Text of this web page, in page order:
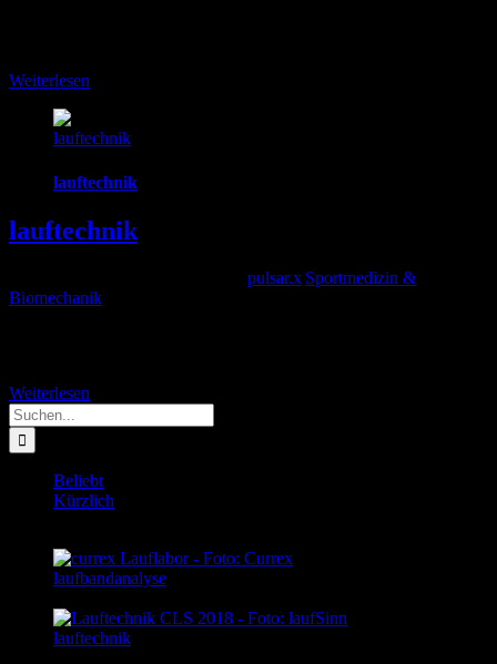
Weiterlesen
lauftechnik
lauftechnik
lauftechnik
pulsar.x Sportmedizin &
Biomechanik
Weiterlesen
Suche
nach:
Beliebt
Kürzlich
laufbandanalyse
lauftechnik